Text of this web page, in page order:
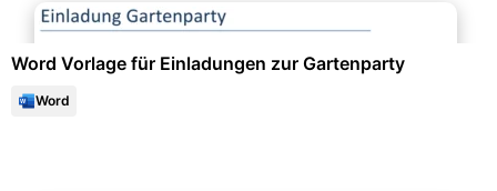
Word Vorlage für Einladungen zur Gartenparty
Word